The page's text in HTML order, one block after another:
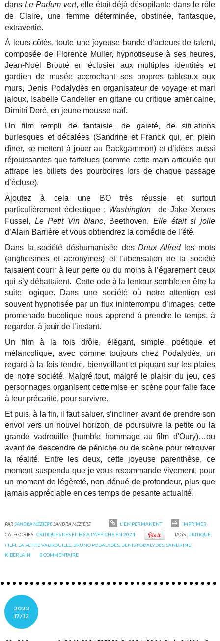
dans Le Parfum vert, elle était déjà désopilante dans le rôle
de Claire, une femme déterminée, obstinée, fantasque,
extravertie.
À leurs côtés, toute une joyeuse bande d’acteurs de talent,
composée de Florence Muller, hypnotiseuse à ses heures,
Jean-Noël Brouté en éclusier aux multiples identités et
gardien de musée accrochant ses propres tableaux aux
murs, Denis Podalydès en organisateur de voyage et mari
jaloux, Isabelle Candelier en gitane ou critique américaine,
Dimitri Doré, en jeune mousse naïf.
Un film rempli de fantaisie, de gaieté, de situations
burlesques et décalées (Sandrine et Franck qui, en plein
dîner, se mettent à jouer au Backgammon) et d’idées aussi
réjouissantes que farfelues (comme cette main articulée qui
attrape les billets des pourboires lors de chaque passage
d’écluse).
Ajoutez à cela une BO très réussie et surtout
particulièrement éclectique : Washington de Jake Xerxes
Fussel, Le Petit Vin blanc, Beethoven, Elle était si jolie
d’Alain Barrière et vous obtiendrez la comédie de l’été.
Dans la société déshumanisée desDeux Alfredles mots
(anglicismes et acronymes) et l’uberisation de la société
faisaient courir à leur perte ou du moins à l’égarement ceux
qui s’y débattaient. Cette ode à la lenteur semble en être la
suite logique. Dans une société où notre attention est
souvent hypnotisée par un flux ininterrompu d’images, cette
promenade bucolique nous apprend à prendre le temps, à
regarder, à jouir de l’instant.
Un film à la fois drôle, élégant, simple, poétique et
mélancolique, avec comme toujours chez Podalydès, un
regard à la fois tendre, bienveillant et piquant sur les plaies
de notre société. Malgré tout, malgré le plaisir du jeu, ces
personnages organisent cette mise en scène pour faire face
à leur précarité, pour survivre.
Et puis, à la fin, il faut saluer, s’incliner, avant de prendre son
envol vers un nouvel horizon, de poursuivre la petite ou la
grande vadrouille (humble hommage au film d'Oury)…ou
avant de descendre de péniche ou de scène pour retrouver
la réalité. Entre les deux, cette joyeuse parenthèse, ce
moment suspendu que je vous recommande vivement, pour
un moment de légèreté, non dénué de profondeur, plus que
jamais appréciable en ces temps de pesante actualité.
PARSANDRA MÉZIÈRESANDRA MÉZIÈRE LIEN PERMANENT
IMPRIMER
CATÉGORIES :CRITIQUES DES FILMS A L'AFFICHE EN 2024 TAGS :CRITIQUE,
FILM LA PETITE VADROUILLE BRUNO PODALYDÈS DENIS PODALYDÈS ,SANDRINE
KIBERLAIN
0COMMENTAIRE
2022
17/12